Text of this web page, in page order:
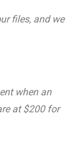
files, and we
when an
at $200 for